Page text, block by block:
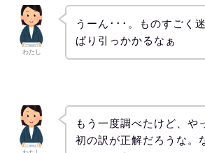
わたし
うーん･･･。ものすごく
ぱり引っかかるなぁ
もう一度調べたけど、や
初の訳が正解だろうな。